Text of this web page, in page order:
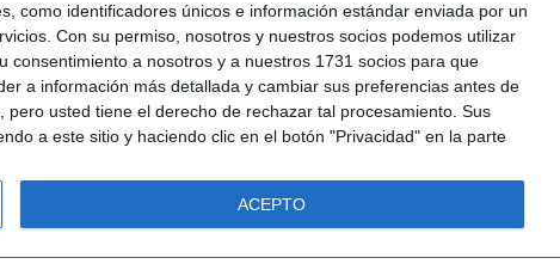
como identificadores únicos e información estándar enviada por un
Con su permiso, nosotros y nuestros socios podemos utilizar
a nosotros y a nuestros 1731 socios para que
a información más detallada y cambiar sus preferencias antes de
usted tiene el derecho de rechazar tal procesamiento. Sus
a este sitio y haciendo clic en el botón "Privacidad" en la parte
ACEPTO
Seguridad Protección de datos